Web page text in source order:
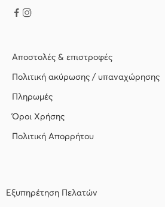
Αποστολές & επιστροφές
Πολιτική ακύρωσης / υπαναχώρησης
Πληρωμές
Όροι Χρήσης
Πολιτική Απορρήτου
Εξυπηρέτηση Πελατών